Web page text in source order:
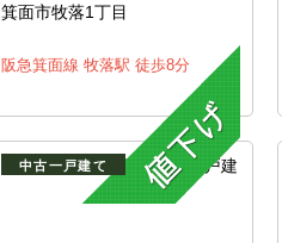
箕面市牧落1丁目
阪急箕面線 牧落駅 徒歩8分
中古一戸建て